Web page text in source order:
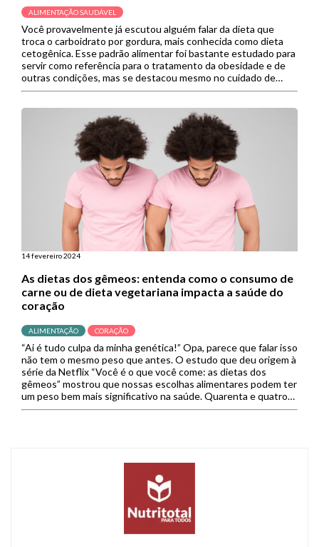
ALIMENTAÇÃO SAUDÁVEL
Você provavelmente já escutou alguém falar da dieta que
troca o carboidrato por gordura, mais conhecida como dieta
cetogênica. Esse padrão alimentar foi bastante estudado para
servir como referência para o tratamento da obesidade e de
outras condições, mas se destacou mesmo no cuidado de
doenças neurológicas, como a epilepsia. Contudo, novamente
14 fevereiro 2024
As dietas dos gêmeos: entenda como o consumo de
carne ou de dieta vegetariana impacta a saúde do
coração
ALIMENTAÇÃO CORAÇÃO
“Ai é tudo culpa da minha genética!” Opa, parece que falar isso
não tem o mesmo peso que antes. O estudo que deu origem à
série da Netflix “Você é o que você come: as dietas dos
gêmeos” mostrou que nossas escolhas alimentares podem ter
um peso bem mais significativo na saúde. Quarenta e quatro
[…]